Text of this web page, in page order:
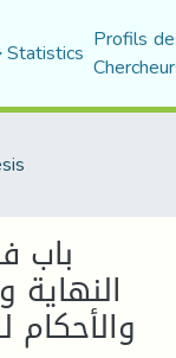
Statistics Profils
باب
والأحكام